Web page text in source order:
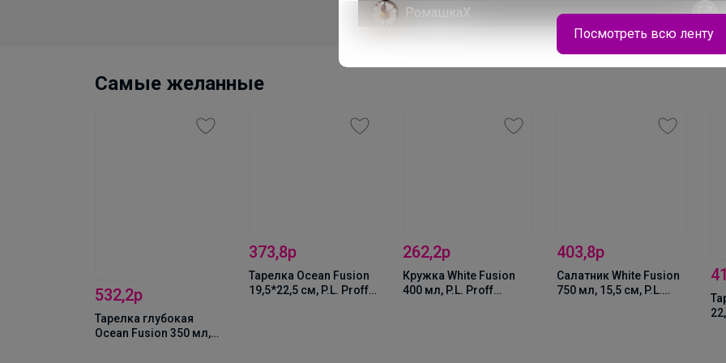
Ocean Fusion, P.L. Proff
Самые желанные
532,2р
Тарелка глубокая
Ocean Fusion 350 мл,
373,8р
Тарелка Ocean Fusion
19,5*22,5 см, P.L. Proff
262,2р
Кружка White Fusion
400 мл, P.L. Proff
403,8р
Салатник White Fusion
750 мл, 15,5 см, P.L.
РомашкаХ
Классика с изюминкой - школьные туфли для
Посмотреть всю ленту